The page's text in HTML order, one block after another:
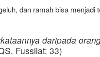
dan ramah bisa menjadi
daripada
Fussilat: 33)